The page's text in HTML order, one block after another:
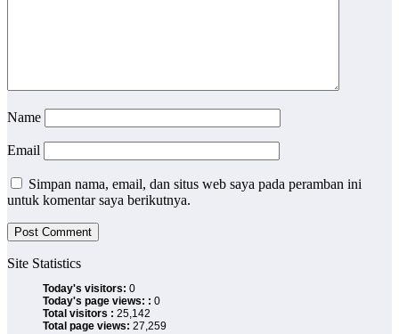
Name
Email
Simpan nama, email, dan situs web saya pada peramban ini
untuk komentar saya berikutnya.
Site Statistics
Today's visitors: 0
Today's page views: : 0
Total visitors : 25,142
Total page views: 27,259